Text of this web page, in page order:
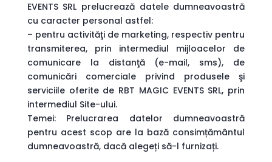
EVENTS SRL prelucrează datele dumneavoastră
cu caracter personal astfel:
– pentru activităţi de marketing, respectiv pentru
transmiterea, prin intermediul mijloacelor de
comunicare la distanţă (e-mail, sms), de
comunicări comerciale privind produsele şi
serviciile oferite de RBT MAGIC EVENTS SRL, prin
intermediul Site-ului.
Temei: Prelucrarea datelor dumneavoastră
pentru acest scop are la bază consimțământul
dumneavoastră, dacă alegeți să-l furnizați.